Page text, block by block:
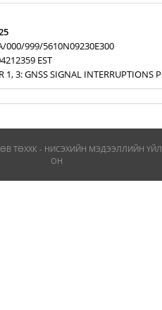
000/999/5610N09230E300
EST
1, 3: GNSS SIGNAL INTERRUPTIONS
ТӨХХК - НИСЭХИЙН МЭДЭЭЛЛИЙН
ОН